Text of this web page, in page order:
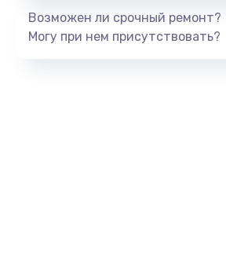
Возможен ли срочный ремонт?
Могу при нем присутствовать?